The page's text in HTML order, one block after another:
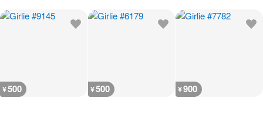
¥500 ¥500 ¥900